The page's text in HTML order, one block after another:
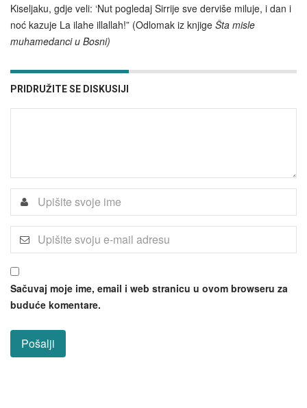
Kiseljaku, gdje veli: ‘Nut pogledaj Sirrije sve derviše miluje, i dan i
noć kazuje La ilahe illallah!” (Odlomak iz knjige Šta misle
muhamedanci u Bosni)
PRIDRUŽITE SE DISKUSIJI
Sačuvaj moje ime, email i web stranicu u ovom browseru za
buduće komentare.